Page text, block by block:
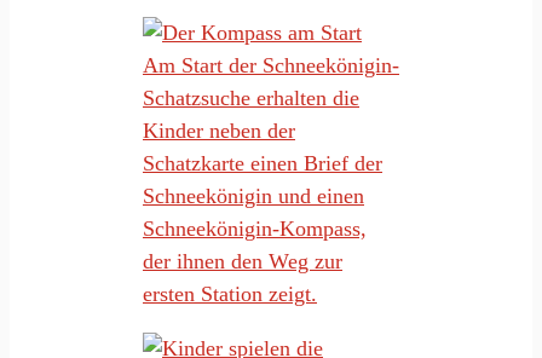
Am Start der Schneekönigin-
Schatzsuche erhalten die
Kinder neben der
Schatzkarte einen Brief der
Schneekönigin und einen
Schneekönigin-Kompass,
der ihnen den Weg zur
ersten Station zeigt.